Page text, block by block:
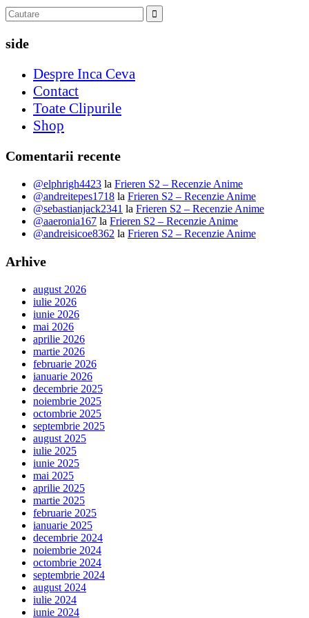
side
Despre Inca Ceva
Contact
Toate Clipurile
Shop
Comentarii recente
@elphrigh4423 la Frieren S2 – Recenzie Anime
@andreitepes1718 la Frieren S2 – Recenzie Anime
@sebastianjack2341 la Frieren S2 – Recenzie Anime
@aaeronia167 la Frieren S2 – Recenzie Anime
@andreisicoe8362 la Frieren S2 – Recenzie Anime
Arhive
august 2026
iulie 2026
iunie 2026
mai 2026
aprilie 2026
martie 2026
februarie 2026
ianuarie 2026
decembrie 2025
noiembrie 2025
octombrie 2025
septembrie 2025
august 2025
iulie 2025
iunie 2025
mai 2025
aprilie 2025
martie 2025
februarie 2025
ianuarie 2025
decembrie 2024
noiembrie 2024
octombrie 2024
septembrie 2024
august 2024
iulie 2024
iunie 2024